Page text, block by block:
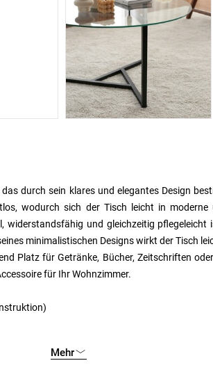
durch sein klares und elegantes Design
wodurch sich der Tisch leicht in moderne
widerstandsfähig und gleichzeitig
minimalistischen Designs wirkt der Tisch
Platz für Getränke, Bücher, Zeitschriften
für Ihr Wohnzimmer.
Mehr